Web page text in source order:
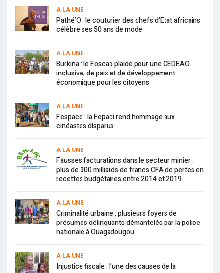
A LA UNE
Pathé’O : le couturier des chefs d’Etat africains
célèbre ses 50 ans de mode
A LA UNE
Burkina : le Foscao plaide pour une CEDEAO
inclusive, de paix et de développement
économique pour les citoyens
A LA UNE
Fespaco : la Fepaci rend hommage aux
cinéastes disparus
A LA UNE
Fausses facturations dans le secteur minier :
plus de 300 milliards de francs CFA de pertes en
recettes budgétaires entre 2014 et 2019
A LA UNE
Criminalité urbaine : plusieurs foyers de
présumés délinquants démantelés par la police
nationale à Ouagadougou
A LA UNE
Injustice fiscale : l’une des causes de la